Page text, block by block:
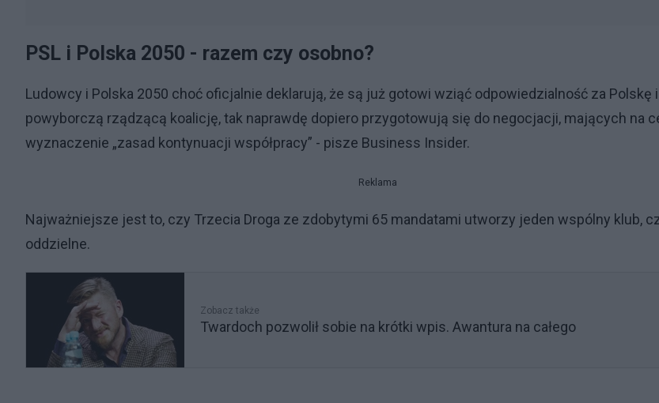
PSL i Polska 2050 - razem czy osobno?
Ludowcy i Polska 2050 choć oficjalnie deklarują, że są już gotowi wziąć odpowiedzialność za Polskę
powyborczą rządzącą koalicję, tak naprawdę dopiero przygotowują się do negocjacji, mających na
wyznaczenie „zasad kontynuacji współpracy” - pisze Business Insider.
Reklama
Najważniejsze jest to, czy Trzecia Droga ze zdobytymi 65 mandatami utworzy jeden wspólny klub,
oddzielne.
Zobacz także
Twardoch pozwolił sobie na krótki wpis. Awantura na całego